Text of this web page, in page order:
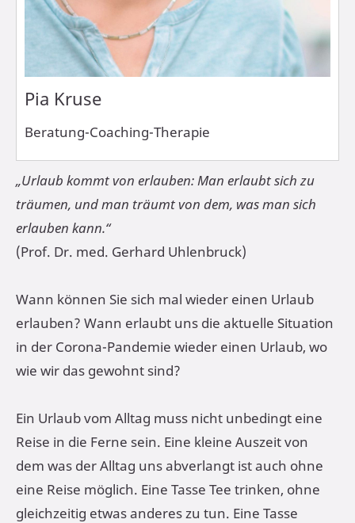
Pia Kruse
Beratung-Coaching-Therapie
„Urlaub kommt von erlauben: Man erlaubt sich zu
träumen, und man träumt von dem, was man sich
erlauben kann.“
(Prof. Dr. med. Gerhard Uhlenbruck)
Wann können Sie sich mal wieder einen Urlaub
erlauben? Wann erlaubt uns die aktuelle Situation
in der Corona-Pandemie wieder einen Urlaub, wo
wie wir das gewohnt sind?
Ein Urlaub vom Alltag muss nicht unbedingt eine
Reise in die Ferne sein. Eine kleine Auszeit von
dem was der Alltag uns abverlangt ist auch ohne
eine Reise möglich. Eine Tasse Tee trinken, ohne
gleichzeitig etwas anderes zu tun. Eine Tasse